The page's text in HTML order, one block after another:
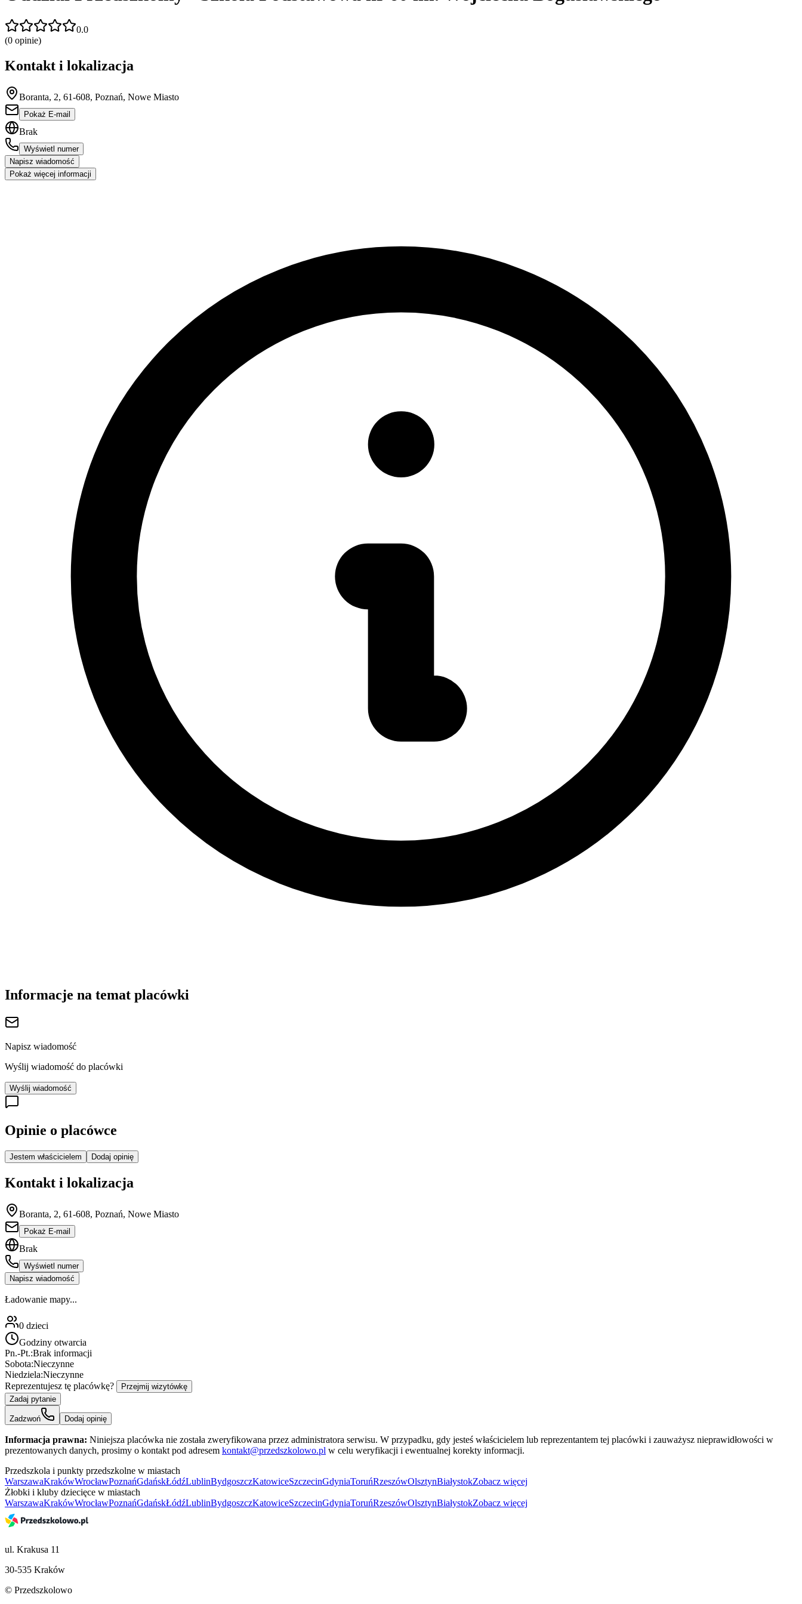
0.0
(0 opinie)
Kontakt i lokalizacja
Boranta, 2, 61-608, Poznań, Nowe Miasto
Pokaż E-mail
Brak
Wyświetl numer
Napisz wiadomość
Pokaż więcej informacji
Informacje na temat placówki
Napisz wiadomość
Wyślij wiadomość do placówki
Wyślij wiadomość
Opinie o placówce
Jestem właścicielem Dodaj opinię
Kontakt i lokalizacja
Boranta, 2, 61-608, Poznań, Nowe Miasto
Pokaż E-mail
Brak
Wyświetl numer
Napisz wiadomość
Ładowanie mapy...
0 dzieci
Godziny otwarcia
Pn.-Pt.:Brak informacji
Sobota:Nieczynne
Niedziela:Nieczynne
Reprezentujesz tę placówkę?
Przejmij wizytówkę
Zadaj pytanie
Zadzwoń Dodaj opinię
Informacja prawna: Niniejsza placówka nie została zweryfikowana przez administratora serwisu. W przypadku, gdy jesteś właścicielem lub reprezentantem tej placówki i zauważysz nieprawidłowości w
prezentowanych danych, prosimy o kontakt pod adresem kontakt@przedszkolowo.pl w celu weryfikacji i ewentualnej korekty informacji.
Przedszkola i punkty przedszkolne w miastach
WarszawaKrakówWrocławPoznańGdańskŁódźLublinBydgoszczKatowiceSzczecinGdyniaToruńRzeszówOlsztynBiałystokZobacz więcej
Żłobki i kluby dziecięce w miastach
WarszawaKrakówWrocławPoznańGdańskŁódźLublinBydgoszczKatowiceSzczecinGdyniaToruńRzeszówOlsztynBiałystokZobacz więcej
ul. Krakusa 11
30-535 Kraków
© Przedszkolowo